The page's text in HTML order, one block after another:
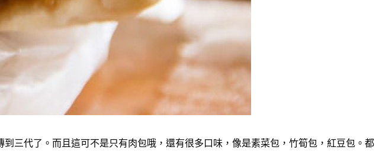
三代了。而且這可不是只有肉包哦，還有很多口味，像是素菜包，竹筍包，紅豆包。都